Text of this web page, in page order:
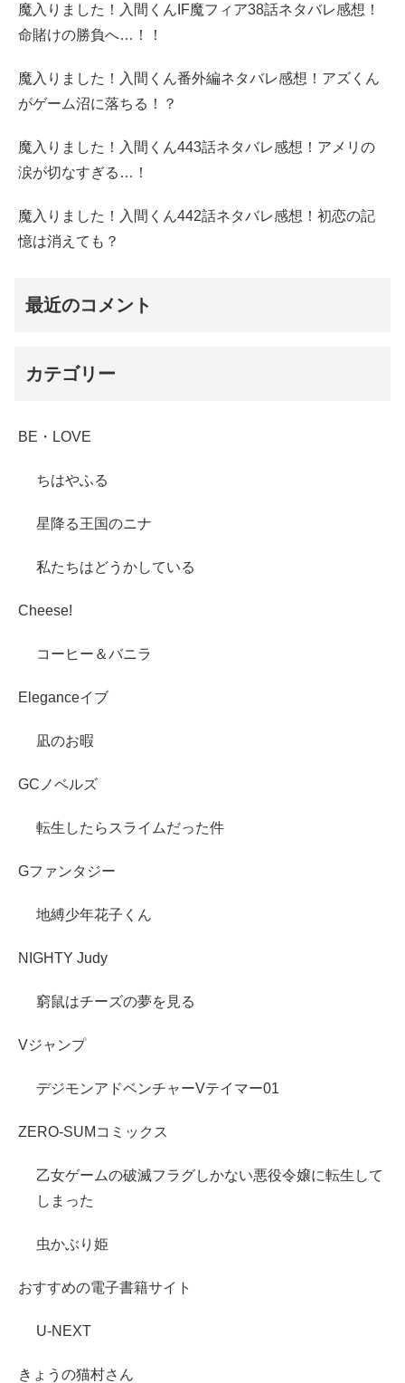
魔入りました！入間くんIF魔フィア38話ネタバレ感想！
命賭けの勝負へ…！！
魔入りました！入間くん番外編ネタバレ感想！アズくん
がゲーム沼に落ちる！？
魔入りました！入間くん443話ネタバレ感想！アメリの
涙が切なすぎる…！
魔入りました！入間くん442話ネタバレ感想！初恋の記
憶は消えても？
最近のコメント
カテゴリー
BE・LOVE
ちはやふる
星降る王国のニナ
私たちはどうかしている
Cheese!
コーヒー＆バニラ
Eleganceイブ
凪のお暇
GCノベルズ
転生したらスライムだった件
Gファンタジー
地縛少年花子くん
NIGHTY Judy
窮鼠はチーズの夢を見る
Vジャンプ
デジモンアドベンチャーVテイマー01
ZERO-SUMコミックス
乙女ゲームの破滅フラグしかない悪役令嬢に転生して
しまった
虫かぶり姫
おすすめの電子書籍サイト
U-NEXT
きょうの猫村さん